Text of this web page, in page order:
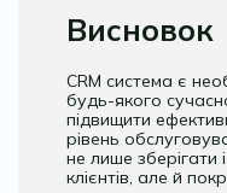
Висновок
CRM система є
будь-якого
підвищити
рівень
не лише зберігати
клієнтів, але й